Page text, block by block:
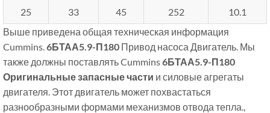
25 33 45 252
10.1
Выше приведена общая техническая информация
Cummins. 6БТАА5.9-П180 Привод насоса Двигатель. Мы
также должны поставлять Cummins6БТАА5.9-П180
Оригинальные запасные части и силовые агрегаты
двигателя. Этот двигатель может похвастаться
разнообразными формами механизмов отвода тепла.,